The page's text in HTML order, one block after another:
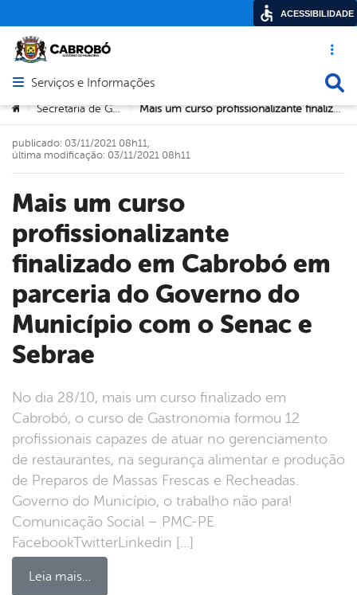
Acesso
Abrir menu principal de navegação
Serviços e Informações
Você está aqui:
> Secretaria de Governo > Mais um curso profissionalizante finalizado em Cabrobó em parceria do Governo do Município com o Senac e Sebrae
Mais um curso
profissionalizante
finalizado em Cabrobó em
parceria do Governo do
Município com o Senac e
Sebrae
No dia 28/10, mais um curso finalizado em
Cabrobó, o curso de Gastronomia formou 12
profissionais capazes de atuar no gerenciamento
de restaurantes, na segurança alimentar e produção
de Preparos de Massas Frescas e Recheadas.
Governo do Município, o trabalho não para!
Comunicação Social – PMC-PE
FacebookTwitterLinkedin […]
Leia mais…
publicado: 03/11/2021 08h11,
última modificação: 03/11/2021 08h11
ACESSIBILIDADE